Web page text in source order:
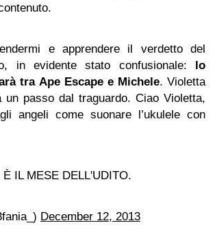
e apprendere il verdetto del
in evidente stato confusionale: lo
tra Ape Escape e Michele. Violetta
un passo dal traguardo. Ciao Violetta,
angeli come suonare l’ukulele con
IL MESE DELL'UDITO.
December 12, 2013